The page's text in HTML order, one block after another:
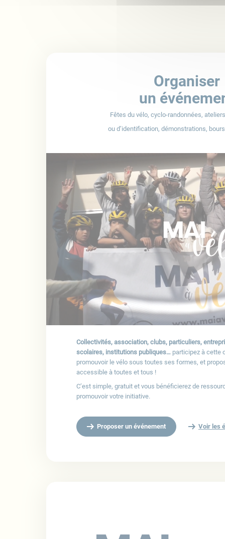
Organiser
un
Fêtes du vélo, cyclo-randonnées,
ou d’identification, démonstrations,
Collectivités, association, clubs, particuliers,
scolaires, institutions publiques… participez à cette
promouvoir le vélo sous toutes ses formes, et
accessible à toutes et tous !
C’est simple, gratuit et vous bénéficierez de
promouvoir votre initiative.
Proposer un événement Voir les